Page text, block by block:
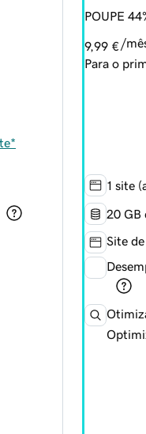
POUPE
9,99 €/
Para o
1 site
20 GB
Site